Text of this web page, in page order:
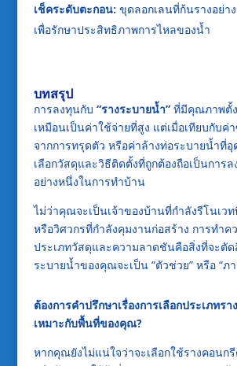
เช็คระดับตะกอน: ขุดลอกเลนที่ก้นรางอย่า
เพื่อรักษาประสิทธิภาพการไหลของน้ำ
บทสรุป
การลงทุนกับ “รางระบายน้ำ”ที่มีคุณภาพตั้ง
เหมือนเป็นค่าใช้จ่ายที่สูง แต่เมื่อเทียบกับ
จากการทรุดตัว หรือค่าล้างท่อระบายน้ำที่
เลือกวัสดุและวิธีติดตั้งที่ถูกต้องถือเป็นการ
อย่างหนึ่งในการทำบ้าน
ไม่ว่าคุณจะเป็นเจ้าของบ้านที่กำลังรีโนเว
หรือวิศวกรที่กำลังคุมงานก่อสร้าง การทำคว
ประเภทวัสดุและความลาดชันคือสิ่งที่จะตั
ระบายน้ำของคุณจะเป็น “ตัวช่วย” หรือ “ภ
ต้องการคำปรึกษาเรื่องการเลือกประเภทร
เหมาะกับพื้นที่ของคุณ?
หากคุณยังไม่แน่ใจว่าจะเลือกใช้รางคอนก